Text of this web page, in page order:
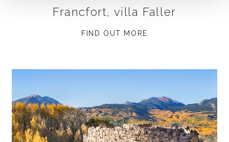
Francfort, villa Faller
FIND OUT MORE